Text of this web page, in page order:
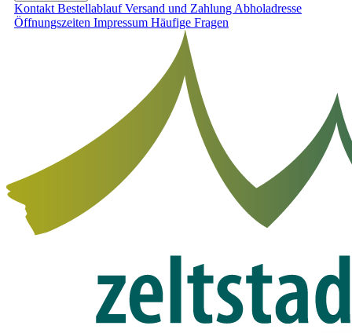
Kontakt BestellablaufVersand und Zahlung Abholadresse
Öffnungszeiten Impressum Häufige Fragen